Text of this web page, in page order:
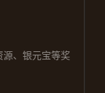
、银元宝等奖